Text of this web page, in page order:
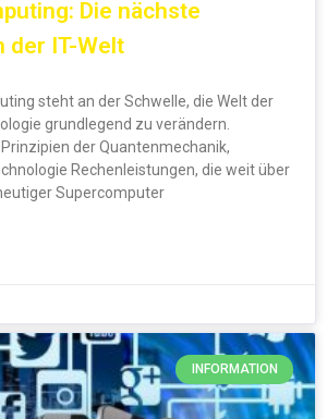
Die nächste
der IT-Welt
steht an der Schwelle, die Welt der
grundlegend zu verändern.
der Quantenmechanik,
Rechenleistungen, die weit über
Supercomputer
INFORMATION